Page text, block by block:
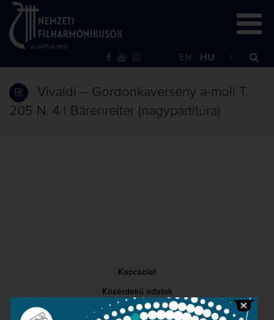
EN HU
Vivaldi – Gordonkaverseny a-moll T.
205 N. 4 | Bärenreiter (nagypartitúra)
Kapcsolat
Közérdekű adatok
Sajtószoba